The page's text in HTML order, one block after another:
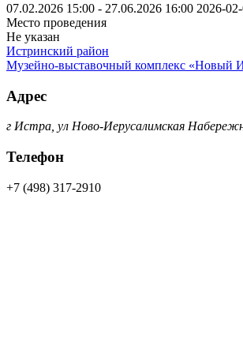
07.02.2026 15:00 - 27.06.2026 16:00 2026-
Место проведения
Не указан
Истринский район
Музейно-выставочный комплекс «Новый
Адрес
г Истра, ул Ново-Иерусалимская
Телефон
+7 (498) 317-2910